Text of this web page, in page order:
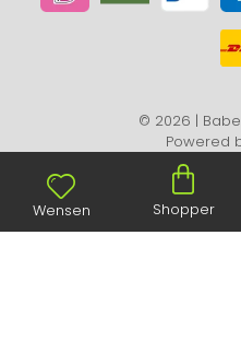
© 2026 |
Powered
Wensen Shopper